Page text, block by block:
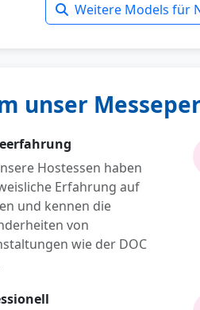
Weitere Models für
unser
Hostessen haben
Erfahrung auf
und kennen die
von
wie der DOC